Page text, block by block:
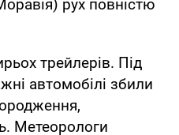
рух повністю
трейлерів. Під
автомобілі збили
Метеорологи